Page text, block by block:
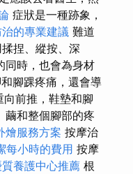
症狀是一種跡象，
的專業建議 難道
捏、縱按、深
同時，也會為身材
腳踝疼痛，還會導
前推，鞋墊和腳
繭和整個腳部的疼
燴服務方案 按摩治
每小時的費用 按摩
養護中心推薦 根